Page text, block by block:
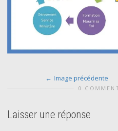
Image précédente
0
Laisser une réponse